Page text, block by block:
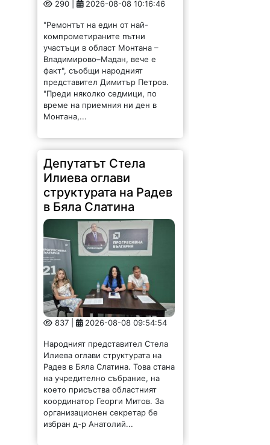
290 | 2026-08-08 10:16:46
"Ремонтът на един от най-
компрометираните пътни
участъци в област Монтана –
Владимирово–Мадан, вече е
факт", съобщи народният
представител Димитър Петров.
"Преди няколко седмици, по
време на приемния ни ден в
Монтана,...
Депутатът Стела
Илиева оглави
структурата на Радев
в Бяла Слатина
837 | 2026-08-08 09:54:54
Народният представител Стела
Илиева оглави структурата на
Радев в Бяла Слатина. Това стана
на учредително събрание, на
което присъства областният
координатор Георги Митов. За
организационен секретар бе
избран д-р Анатолий...